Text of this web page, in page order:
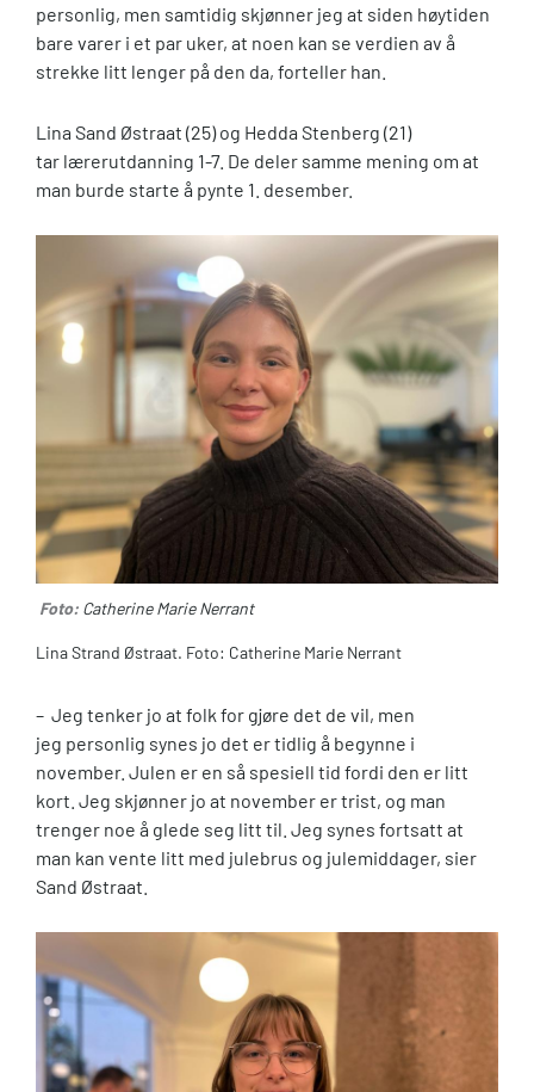
personlig, men samtidig skjønner jeg at siden høytiden
bare varer i et par uker, at noen kan se verdien av å
strekke litt lenger på den da, forteller han.
Lina Sand Østraat (25) og Hedda Stenberg (21)
tar lærerutdanning 1-7. De deler samme mening om at
man burde starte å pynte 1. desember.
Foto: Catherine Marie Nerrant
Lina Strand Østraat. Foto: Catherine Marie Nerrant
– Jeg tenker jo at folk for gjøre det de vil, men
jeg personlig synes jo det er tidlig å begynne i
november. Julen er en så spesiell tid fordi den er litt
kort. Jeg skjønner jo at november er trist, og man
trenger noe å glede seg litt til. Jeg synes fortsatt at
man kan vente litt med julebrus og julemiddager, sier
Sand Østraat.